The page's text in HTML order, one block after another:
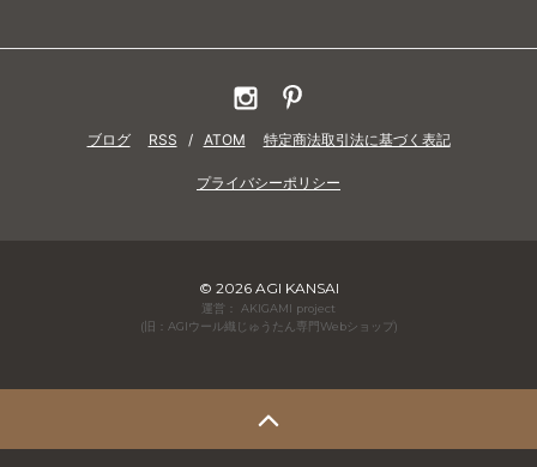
ブログ RSS / ATOM 特定商法取引法に基づく表記
プライバシーポリシー
© 2026 AGI KANSAI
運営： AKIGAMI project
(旧：AGIウール織じゅうたん専門Webショップ)